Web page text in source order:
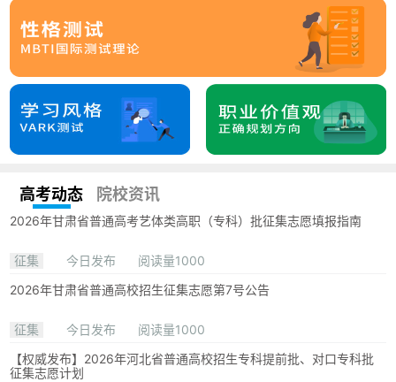
高考动态 院校资讯
2026年甘肃省普通高考艺体类高职（专科）批征集志愿填报指南
征集 今日发布
阅读量1000
2026年甘肃省普通高校招生征集志愿第7号公告
征集 今日发布
阅读量1000
【权威发布】2026年河北省普通高校招生专科提前批、对口专科批
征集志愿计划